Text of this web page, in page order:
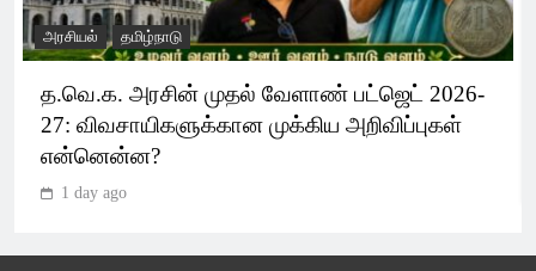
அரசியல் தமிழ்நாடு
த.வெ.க. அரசின் முதல் வேளாண் பட்ஜெட் 2026-
27: விவசாயிகளுக்கான முக்கிய அறிவிப்புகள்
என்னென்ன?
1 day ago